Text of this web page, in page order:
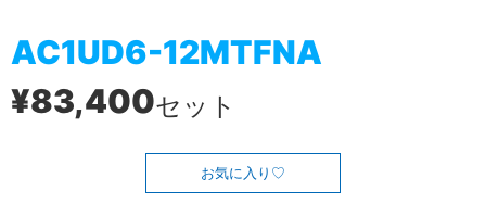
AC1UD6-12MTFNA
¥83,400セット
お気に入り